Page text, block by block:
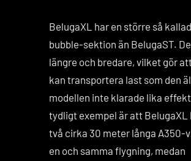
BelugaXL har en större så kallad
bubble-sektion än BelugaST.
längre och bredare, vilket gör
kan transportera last som den
modellen inte klarade lika
tydligt exempel är att BelugaXL
två cirka 30 meter långa A350-
en och samma flygning, medan